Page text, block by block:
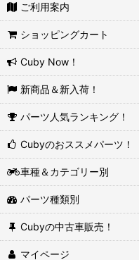
ご利用案内
ショッピングカート
Cuby Now！
新商品＆新入荷！
パーツ人気ランキング！
Cubyのおススメパーツ！
車種＆カテゴリー別
パーツ種類別
Cubyの中古車販売！
マイページ